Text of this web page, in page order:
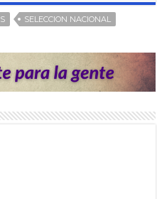
SELECCION NACIONAL